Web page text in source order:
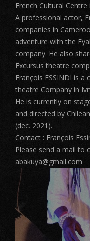
French Cultural Centre
A professional actor,
companies in
adventure with the
company. He also
Excursus theatre
François ESSINDI is a
theatre Company in
He is currently on
and directed by
(dec. 2021).
Contact : François
Please send a mail to
abakuya@gmail.com